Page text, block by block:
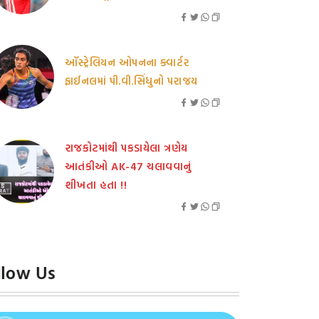
ઑસ્ટ્રેલિયન ઓપનના ક્વાર્ટર
ફાઈનલમાં પી.વી.સિંધુનો પરાજય
રાજકોટમાંથી પકડાયેલા ત્રણેય
આતંકીઓ AK-47 ચલાવવાનું
શીખતા હતા !!
Us